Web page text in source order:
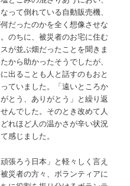
って倒れている自動販売機、
だったのかを全く想像させな
のちに、被災者のお宅に住む
が並ぶ畑だったことを聞きま
から助かったそうでしたが、
出ることも人と話すのもおと
ていました。「遠いところか
とう、ありがとう」と繰り返
んでした。そのとき改めて人
れほど人の温かさが辛い状況
感じました。
張ろう日本」と軽々しく言え
災者の方々、ボランティアに